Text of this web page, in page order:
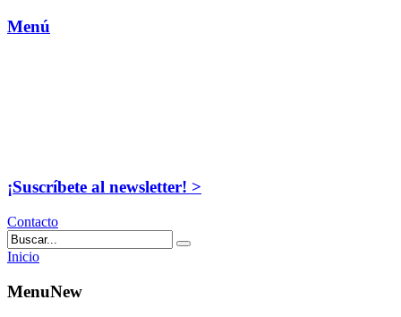
Menú
¡Suscríbete al newsletter! >
Contacto
Inicio
MenuNew